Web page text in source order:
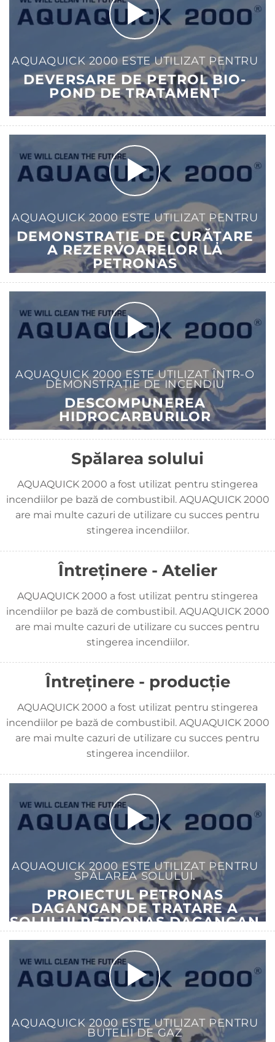
AQUAQUICK 2000 ESTE UTILIZAT PENTRU
DEVERSARE DE PETROL BIO-
POND DE TRATAMENT
AQUAQUICK 2000 ESTE UTILIZAT PENTRU
DEMONSTRAȚIE DE CURĂȚARE
A REZERVOARELOR LA
PETRONAS
AQUAQUICK 2000 ESTE UTILIZAT ÎNTR-O
DEMONSTRAȚIE DE INCENDIU
DESCOMPUNEREA
HIDROCARBURILOR
Spălarea solului
AQUAQUICK 2000 a fost utilizat pentru stingerea
incendiilor pe bază de combustibil. AQUAQUICK 2000
are mai multe cazuri de utilizare cu succes pentru
stingerea incendiilor.
Întreținere - Atelier
AQUAQUICK 2000 a fost utilizat pentru stingerea
incendiilor pe bază de combustibil. AQUAQUICK 2000
are mai multe cazuri de utilizare cu succes pentru
stingerea incendiilor.
Întreținere - producție
AQUAQUICK 2000 a fost utilizat pentru stingerea
incendiilor pe bază de combustibil. AQUAQUICK 2000
are mai multe cazuri de utilizare cu succes pentru
stingerea incendiilor.
AQUAQUICK 2000 ESTE UTILIZAT PENTRU
SPĂLAREA SOLULUI.
PROIECTUL PETRONAS
DAGANGAN DE TRATARE A
SOLULUI PETRONAS DAGANGAN
AQUAQUICK 2000 ESTE UTILIZAT PENTRU
BUTELII DE GAZ